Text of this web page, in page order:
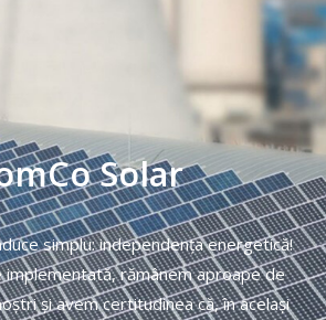
Solar
simplu: independenţa energetică!
implementată, rămânem aproape de
și avem certitudinea că, în acelaşi